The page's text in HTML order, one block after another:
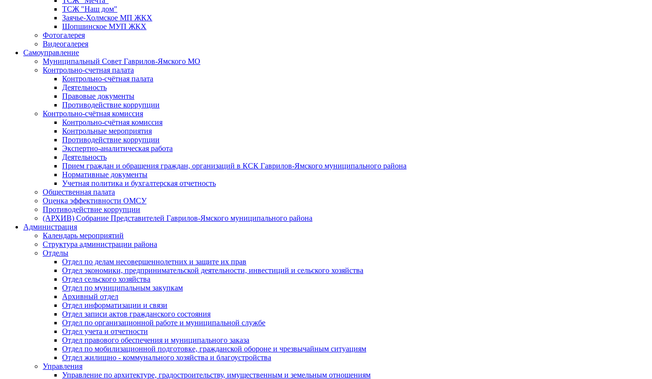
ТСЖ "Наш дом"
Заячье-Холмское МП ЖКХ
Шопшинское МУП ЖКХ
Фотогалерея
Видеогалерея
Самоуправление
Муниципальный Совет Гаврилов-Ямского МО
Контрольно-счетная палата
Контрольно-счётная палата
Деятельность
Правовые документы
Противодействие коррупции
Контрольно-счётная комиссия
Контрольно-счётная комиссия
Контрольные мероприятия
Противодействие коррупции
Экспертно-аналитическая работа
Деятельность
Прием граждан и обращения граждан, организаций в КСК Гаврилов-Ямского муниципального района
Нормативные документы
Учетная политика и бухгалтерская отчетность
Общественная палата
Оценка эффективности ОМСУ
Противодействие коррупции
(АРХИВ) Собрание Представителей Гаврилов-Ямского муниципального района
Администрация
Календарь мероприятий
Структура администрации района
Отделы
Отдел по делам несовершеннолетних и защите их прав
Отдел экономики, предпринимательской деятельности, инвестиций и сельского хозяйства
Отдел сельского хозяйства
Отдел по муниципальным закупкам
Архивный отдел
Отдел информатизации и связи
Отдел записи актов гражданского состояния
Отдел по организационной работе и муниципальной службе
Отдел учета и отчетности
Отдел правового обеспечения и муниципального заказа
Отдел по мобилизационной подготовке, гражданской обороне и чрезвычайным ситуациям
Отдел жилищно - коммунального хозяйства и благоустройства
Управления
Управление по архитектуре, градостроительству, имущественным и земельным отношениям